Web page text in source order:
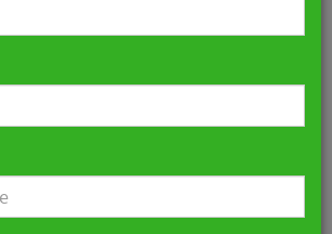
- Aus der
Sterne-Hotel